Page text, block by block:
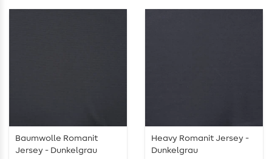
Baumwolle Romanit
Jersey - Dunkelgrau
Heavy Romanit Jersey -
Dunkelgrau